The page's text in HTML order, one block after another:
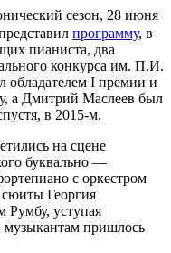
сезон, 28 июня
программу, в
пианиста, два
конкурса им. П.И.
обладателем I премии и
а Дмитрий Маслеев был
в 2015-м.
на сцене
буквально —
с оркестром
Георгия
Румбу, уступая
музыкантам пришлось